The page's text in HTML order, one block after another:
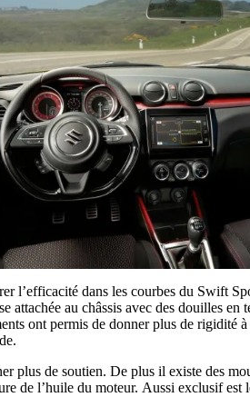
l’efficacité dans les courbes du Swift
attachée au châssis avec des douilles
ont permis de donner plus de rigidité
plus de soutien. De plus il existe des
de l’huile du moteur. Aussi exclusif